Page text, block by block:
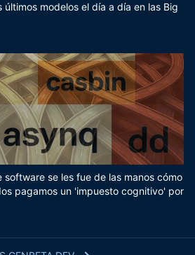
modelos el día a día en las Big
software se les fue de las manos cómo
pagamos un 'impuesto cognitivo' por